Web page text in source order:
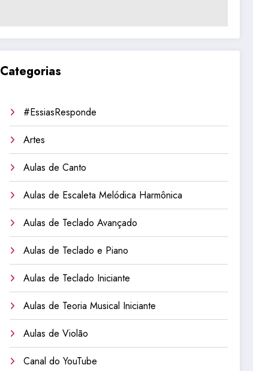
Categorias
#EssiasResponde
Artes
Aulas de Canto
Aulas de Escaleta Melódica Harmônica
Aulas de Teclado Avançado
Aulas de Teclado e Piano
Aulas de Teclado Iniciante
Aulas de Teoria Musical Iniciante
Aulas de Violão
Canal do YouTube